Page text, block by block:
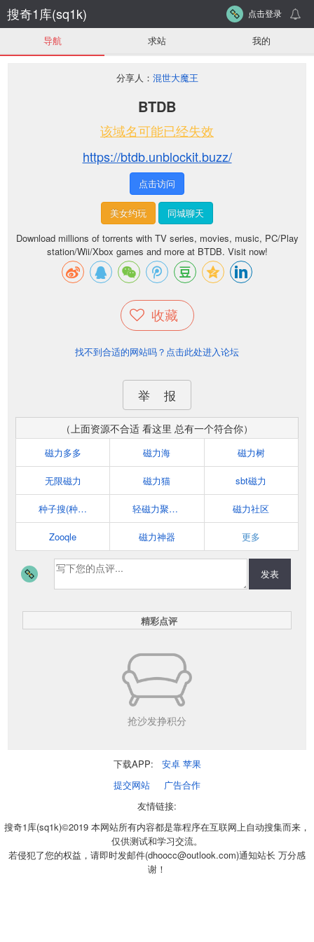
搜奇1库(sq1k) 点击登录
导航 求站 我的
分享人： 混世大魔王
BTDB
该域名可能已经失效
https://btdb.unblockit.buzz/
点击访问
美女约玩
同城聊天
Download millions of torrents with TV series, movies, music, PC/Play
station/Wii/Xbox games and more at BTDB. Visit now!
收藏
找不到合适的网站吗？点击此处进入论坛
举 报
（上面资源不合适 看这里 总有一个符合你）
磁力多多 磁力海 磁力树
无限磁力 磁力猫 sbt磁力
种子搜(种子帝) 轻磁力聚合搜索引擎 磁力社区
Zooqle 磁力神器 更多
发表
精彩点评
抢沙发挣积分
下载APP: 安卓 苹果
提交网站
广告合作
友情链接:
搜奇1库(sq1k)©2019 本网站所有内容都是靠程序在互联网上自动搜集而来，
仅供测试和学习交流。
若侵犯了您的权益，请即时发邮件(dhoocc@outlook.com)通知站长 万分感
谢！